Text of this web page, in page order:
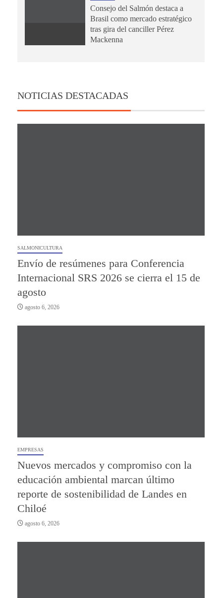
Consejo del Salmón destaca a
Brasil como mercado estratégico
tras gira del canciller Pérez
Mackenna
NOTICIAS DESTACADAS
SALMONICULTURA
Envío de resúmenes para Conferencia
Internacional SRS 2026 se cierra el 15 de
agosto
agosto 6, 2026
EMPRESAS
Nuevos mercados y compromiso con la
educación ambiental marcan último
reporte de sostenibilidad de Landes en
Chiloé
agosto 6, 2026